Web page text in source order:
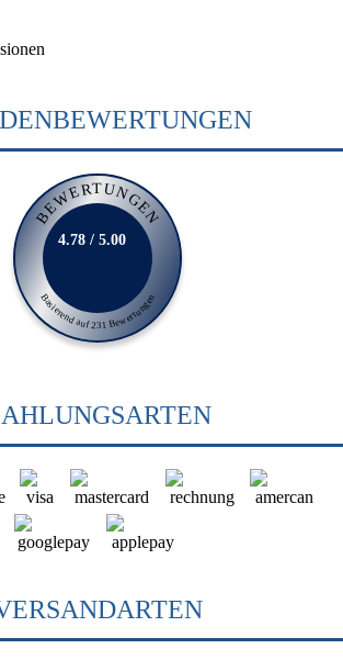
BEWERTUNGEN
Basierend auf 231 Bewertungen
4.78 / 5.00